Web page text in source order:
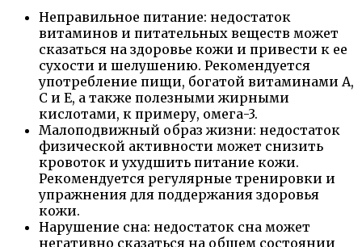
Неправильное питание: недостаток
витаминов и питательных веществ может
сказаться на здоровье кожи и привести к ее
сухости и шелушению. Рекомендуется
употребление пищи, богатой витаминами А,
С и Е, а также полезными жирными
кислотами, к примеру, омега-3.
Малоподвижный образ жизни: недостаток
физической активности может снизить
кровоток и ухудшить питание кожи.
Рекомендуется регулярные тренировки и
упражнения для поддержания здоровья
кожи.
Нарушение сна: недостаток сна может
негативно сказаться на общем состоянии